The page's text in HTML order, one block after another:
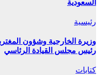
السعودية
رئيسية
وزيرة الخارجية وشؤون
رئيس مجلس القيادة الرئاسي
كتابات